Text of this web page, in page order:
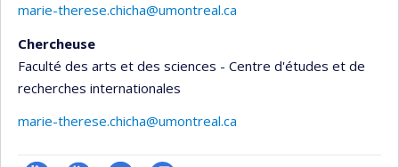
marie-therese.chicha@umontreal.ca
Chercheuse
Faculté des arts et des sciences - Centre d'études et de
recherches internationales
marie-therese.chicha@umontreal.ca